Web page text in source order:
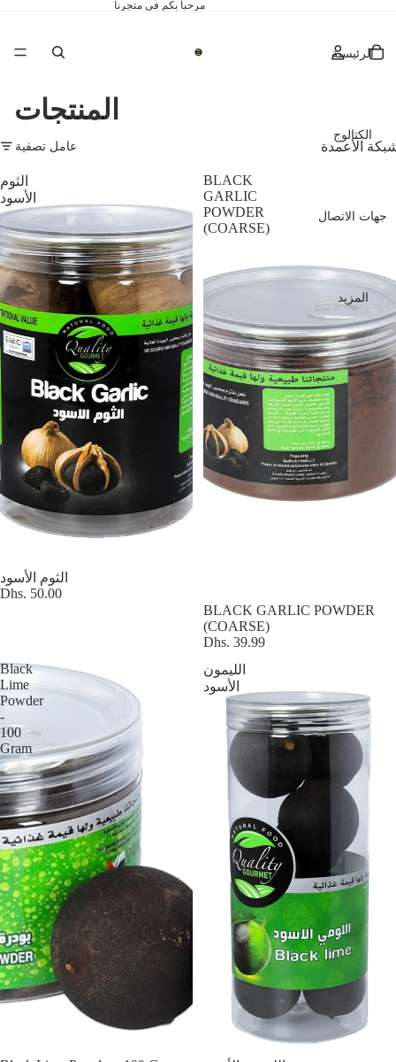
مرحباً بكم في متجرنا
الرئيسية
الكتالوج
جهات الاتصال
المزيد
المنتجات
عامل تصفية الأعمدة
الثوم
الأسود
الثوم الأسود
Dhs. 50.00
BLACK
GARLIC
POWDER
(COARSE)
BLACK GARLIC POWDER
(COARSE)
Dhs. 39.99
Black
Lime
Powder
-
100
Gram
الليمون
الأسود